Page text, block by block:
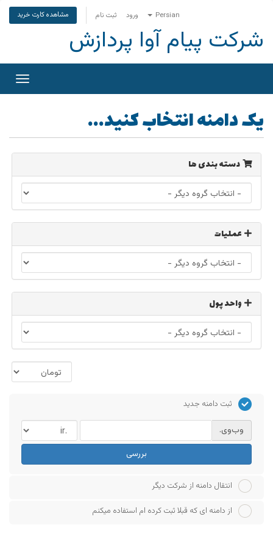
Persian ورود ثبت نام مشاهده کارت خرید
شرکت پیام آوا پردازش
تغییر
یک دامنه انتخاب کنید...
دسته بندی ها
عملیات
واحد پول
ثبت دامنه جدید
وب‌وی.
بررسی
انتقال دامنه از شرکت دیگر
از دامنه ای که قبلا ثبت کرده ام استفاده میکنم